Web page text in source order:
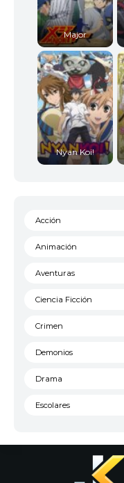
Major
Nyan Koi!
Acción
Animación
Aventuras
Ciencia Ficción
Crimen
Demonios
Drama
Escolares